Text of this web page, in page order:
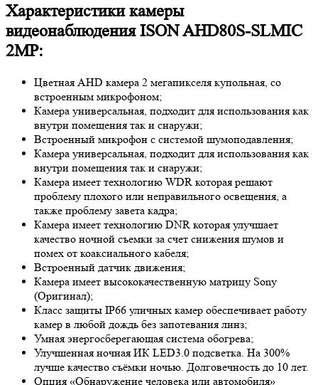
Характеристики камеры
видеонаблюдения ISON AHD80S-SLMIC
2MP:
Цветная AHD камера 2 мегапикселя купольная, со
встроенным микрофоном;
Камера универсальная, подходит для использования как
внутри помещения так и снаружи;
Встроенный микрофон с системой шумоподавления;
Камера универсальная, подходит для использования как
внутри помещения так и снаружи;
Камера имеет технологию WDR которая решают
проблему плохого или неправильного освещения, а
также проблему завета кадра;
Камера имеет технологию DNR которая улучшает
качество ночной съемки за счет снижения шумов и
помех от коаксиального кабеля;
Встроенный датчик движения;
Камера имеет высококачественную матрицу Sony
(Оригинал);
Класс защиты IP66 уличных камер обеспечивает работу
камер в любой дождь без запотевания линз;
Умная энергосберегающая система обогрева;
Улучшенная ночная ИК LED3.0 подсветка. На 300%
лучше качество съёмки ночью. Долговечность до 10 лет.
Опция «Обнаружение человека или автомобиля»